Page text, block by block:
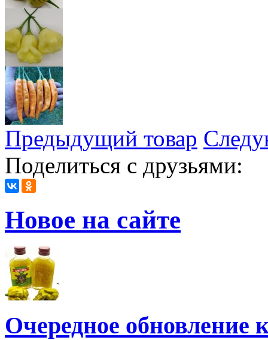
Предыдущий товар
Поделиться с друзьями:
Новое на сайте
Очередное обновление